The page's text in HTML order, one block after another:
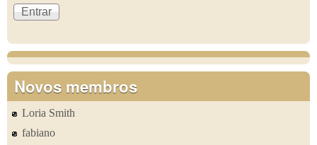
Novos membros
Loria Smith
fabiano